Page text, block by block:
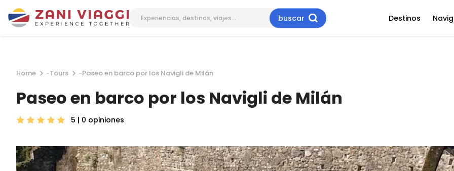
buscar Destinos
Home -Tours -Paseo en barco por los Navigli de Milán
Paseo en barco por los Navigli de Milán
5 | 0 opiniones